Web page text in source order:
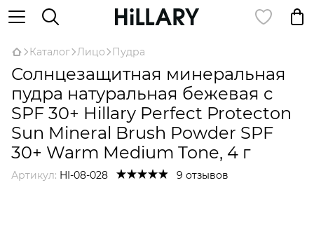
Каталог Лицо Пудра
Солнцезащитная минеральная
пудра натуральная бежевая c
SPF 30+ Hillary Perfect Protecton
Sun Mineral Brush Powder SPF
30+ Warm Medium Tone, 4 г
Артикул: HI-08-028 9 отзывов